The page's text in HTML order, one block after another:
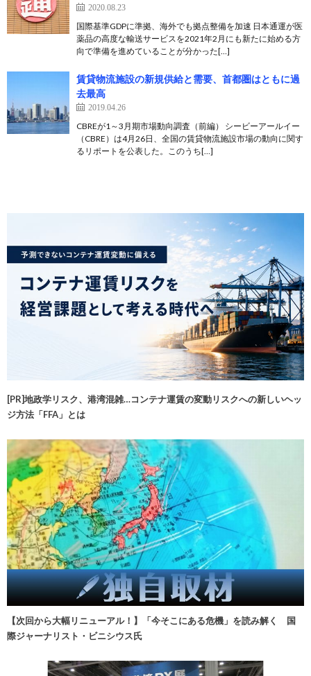
2020.08.23
国際基準GDPに準拠、海外でも拠点整備を加速 日本通運が医
薬品の高度な輸送サービスを2021年2月にも新たに始める方
向で準備を進めていることが分かった[…]
賃貸物流施設の新規供給と需要、首都圏はともに過
去最高
2019.04.26
CBREが1～3月期市場動向調査（前編） シービーアールイー
（CBRE）は4月26日、全国の賃貸物流施設市場の動向に関す
るリポートを公表した。このうち[…]
[PR]地政学リスク、港湾混雑…コンテナ運賃の変動リスクへの新しいヘッ
ジ方法「FFA」とは
【次回から大幅リニューアル！】「今そこにある危機」を読み解く 国
際ジャーナリスト・ビニシウス氏